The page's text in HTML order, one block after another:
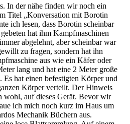
In der nähe finden wir noch ein
Titel „Konversation mit Borotin
ich lesen, dass Borotin scheinbar
hat ihm Kampfmaschinen
abgelehnt, aber scheinbar war
zu fragen, sondern hat ihn
aus wie ein Käfer oder
lang und hat eine 2 Meter große
hat einen befestigten Körper und
Körper verteilt. Der Hinweis
wohl, auf dieses Gerät. Bevor wir
ich mich noch kurz im Haus um
Mechanik Büchern aus.